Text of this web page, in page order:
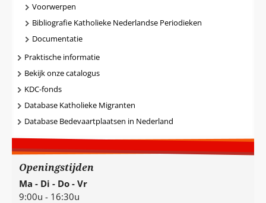
Voorwerpen
Bibliografie Katholieke Nederlandse Periodieken
Documentatie
Praktische informatie
Bekijk onze catalogus
KDC-fonds
Database Katholieke Migranten
Database Bedevaartplaatsen in Nederland
Openingstijden
Ma - Di - Do - Vr
9:00u - 16:30u